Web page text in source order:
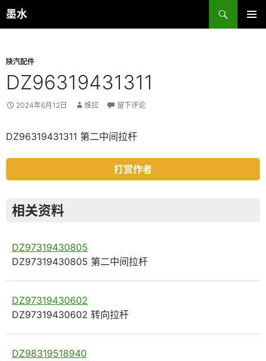
跳
至
墨水
搜
索
陕汽配件
DZ96319431311
2024年6月12日 维拉 留下评论
DZ96319431311 第二中间拉杆
打赏作者
相关资料
DZ97319430805
DZ97319430805 第二中间拉杆
DZ97319430602
DZ97319430602 转向拉杆
DZ98319518940